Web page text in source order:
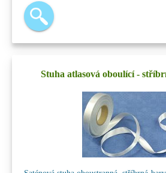
Stuha atlasová oboulící -